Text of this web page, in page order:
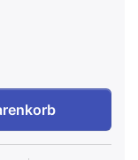
zu 2.925,21 €,